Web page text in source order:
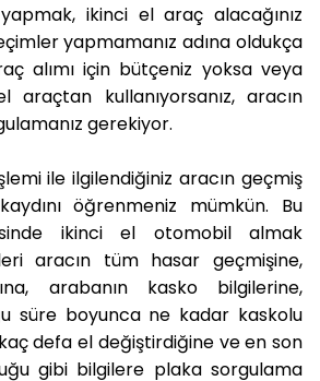
ikinci el araç alacağınız
yapmamanız adına oldukça
alımı için bütçeniz yoksa veya
araçtan kullanıyorsanız, aracın
gerekiyor.
ile ilgilendiğiniz aracın geçmiş
öğrenmeniz mümkün. Bu
ikinci el otomobil almak
aracın tüm hasar geçmişine,
arabanın kasko bilgilerine,
süre boyunca ne kadar kaskolu
defa el değiştirdiğine ve en son
gibi bilgilere plaka sorgulama